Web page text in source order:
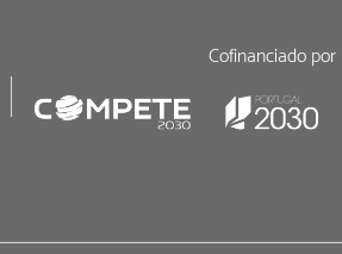
Cofinanciado por